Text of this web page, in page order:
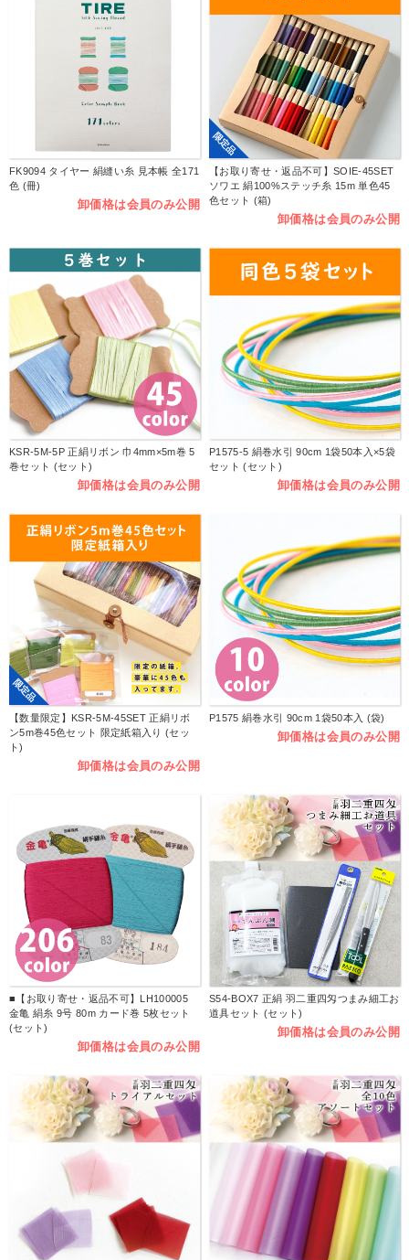
FK9094 タイヤー 絹縫い糸 見本帳 全171
色 (冊)
卸価格は会員のみ公開
限定品
【お取り寄せ・返品不可】SOIE-45SET
ソワエ 絹100%ステッチ糸 15m 単色45
色セット (箱)
卸価格は会員のみ公開
KSR-5M-5P 正絹リボン 巾4mm×5m巻 5
巻セット (セット)
卸価格は会員のみ公開
P1575-5 絹巻水引 90cm 1袋50本入×5袋
セット (セット)
卸価格は会員のみ公開
限定品
【数量限定】KSR-5M-45SET 正絹リボ
ン5m巻45色セット 限定紙箱入り (セッ
ト)
卸価格は会員のみ公開
P1575 絹巻水引 90cm 1袋50本入 (袋)
卸価格は会員のみ公開
■【お取り寄せ・返品不可】LH100005
金亀 絹糸 9号 80m カード巻 5枚セット
(セット)
卸価格は会員のみ公開
S54-BOX7 正絹 羽二重四匁つまみ細工お
道具セット (セット)
卸価格は会員のみ公開